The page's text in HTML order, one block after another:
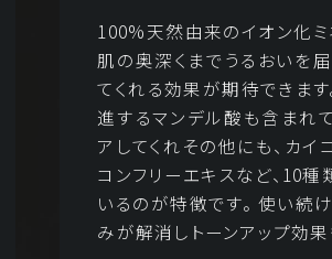
100%天然由来のイオン化
肌の奥深くまでうるおいを
てくれる効果が期待できま
進するマンデル酸も含まれ
アしてくれその他にも、カイ
コンフリーエキスなど、10
いるのが特徴です。 使い続
みが解消しトーンアップ効果